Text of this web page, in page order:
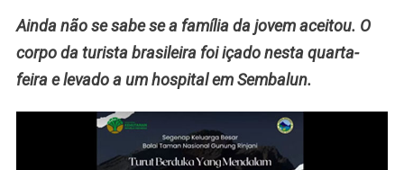
Ainda não se sabe se a família da jovem aceitou. O
corpo da turista brasileira foi içado nesta quarta-
feira e levado a um hospital em Sembalun.